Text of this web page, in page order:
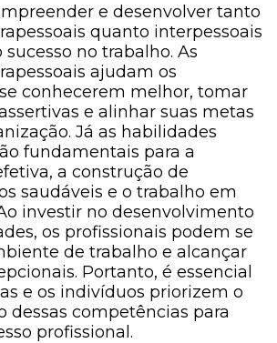
e desenvolver tanto
quanto interpessoais
no trabalho. As
ajudam os
conhecerem melhor, tomar
e alinhar suas metas
Já as habilidades
fundamentais para a
a construção de
saudáveis e o trabalho em
investir no desenvolvimento
os profissionais podem se
de trabalho e alcançar
Portanto, é essencial
e os indivíduos priorizem o
dessas competências para
profissional.